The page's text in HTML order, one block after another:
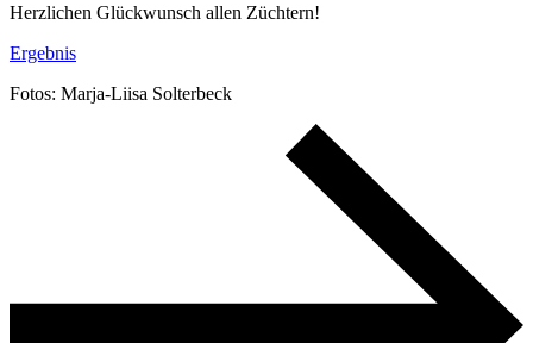
Herzlichen Glückwunsch allen Züchtern!
Ergebnis
Fotos: Marja-Liisa Solterbeck